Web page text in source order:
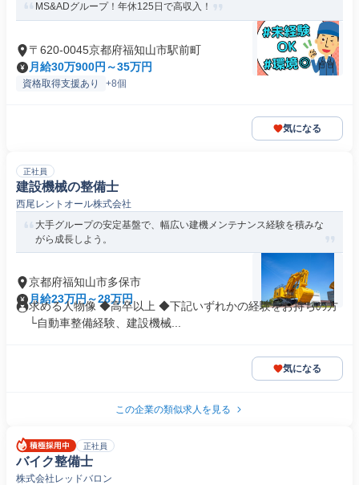
MS&ADグループ！年休125日で高収入！
〒620-0045京都府福知山市駅前町
月給30万900円～35万円
資格取得支援あり +8個
気になる
正社員
建設機械の整備士
西尾レントオール株式会社
大手グループの安定基盤で、幅広い建機メンテナンス経験を積みな
がら成長しよう。
京都府福知山市多保市
月給23万円～28万円
求める人物像 ◆高卒以上 ◆下記いずれかの経験をお持ちの方
└自動車整備経験、建設機械...
気になる
この企業の類似求人を見る
正社員
バイク整備士
株式会社レッドバロン